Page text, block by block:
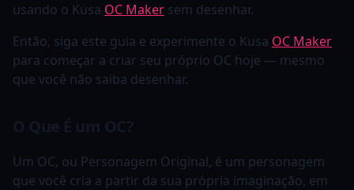
usando o Kusa OC Maker sem desenhar.
Então, siga este guia e experimente o Kusa OC Maker
para começar a criar seu próprio OC hoje — mesmo
que você não saiba desenhar.
O Que É um OC?
Um OC, ou Personagem Original, é um personagem
que você cria a partir da sua própria imaginação, em